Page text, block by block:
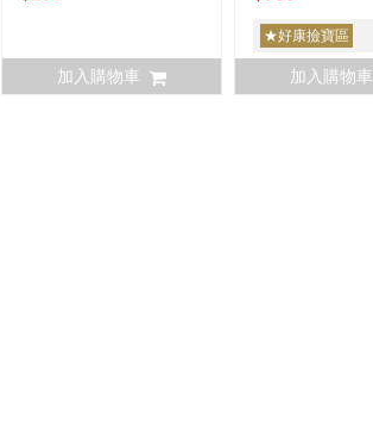
加入購物車
★好康撿寶區
加入購物車